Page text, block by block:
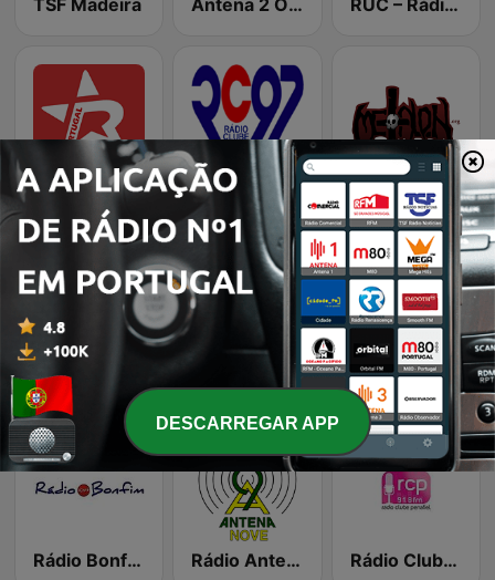
RÁDIO REGIONAL Rádio Clube de Lamego Radio Metal On - 80s HNH
Rádio Bonfim Rádio Antena Nove Rádio Clube Penafiel
DESCARREGAR APP